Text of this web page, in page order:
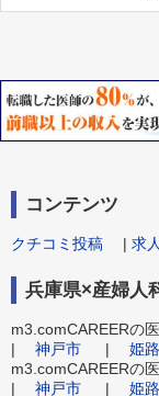
コンテンツ
クチコミ投稿 | 求
兵庫県×産婦人
m3.comCAREERの
| 神戸市 | 姫
m3.comCAREERの
| 神戸市 | 姫